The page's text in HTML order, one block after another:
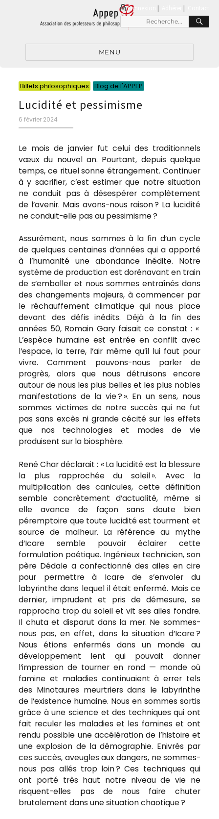
connexion |
Recherche
pour
MENU
Billets philosophiques Blog de l'APPEP
Lucidité et pessimisme
Publié
le
6 février 2024
Le mois de janvier fut celui des traditionnels
vœux du nouvel an. Pourtant, depuis quelque
temps, ce rituel sonne étrangement. Continuer
à y sacrifier, c’est estimer que notre situation
ne conduit pas à désespérer complètement
de l’avenir. Mais avons-nous raison ? La lucidité
ne conduit-elle pas au pessimisme ?
Assurément, nous sommes à la fin d’un cycle
de quelques centaines d’années qui a apporté
à l’humanité une abondance inédite. Notre
système de production est dorénavant en train
de s’emballer et nous sommes entraînés dans
des changements majeurs, à commencer par
le réchauffement climatique qui nous place
devant des défis inédits. Déjà à la fin des
années 50, Romain Gary faisait ce constat : «
L’espèce humaine est entrée en conflit avec
l’espace, la terre, l’air même qu’il lui faut pour
vivre. Comment pouvons-nous parler de
progrès, alors que nous détruisons encore
autour de nous les plus belles et les plus nobles
manifestations de la vie ? ». En un sens, nous
sommes victimes de notre succès qui ne fut
pas sans excès ni grande cécité sur les effets
que nos technologies et modes de vie
produisent sur la biosphère.
René Char déclarait : « La lucidité est la blessure
la plus rapprochée du soleil ». Avec la
multiplication des canicules, cette définition
semble concrètement d’actualité, même si
elle avance de façon sans doute bien
péremptoire que toute lucidité est tourment et
source de malheur. La référence au mythe
d’Icare semble pouvoir éclairer cette
formulation poétique. Ingénieux technicien, son
père Dédale a confectionné des ailes en cire
pour permettre à Icare de s’envoler du
labyrinthe dans lequel il était enfermé. Mais ce
dernier, imprudent et pris de démesure, se
rapprocha trop du soleil et vit ses ailes fondre.
Il chuta et disparut dans la mer. Ne sommes-
nous pas, en effet, dans la situation d’Icare ?
Nous étions enfermés dans un monde au
développement lent qui pouvait donner
l’impression de tourner en rond — monde où
famine et maladies continuaient à errer tels
des Minotaures meurtriers dans le labyrinthe
de l’existence humaine. Nous en sommes sortis
grâce à une science et des techniques qui ont
fait reculer les maladies et les famines et ont
rendu possible une accélération de l’histoire et
une explosion de la démographie. Enivrés par
ces succès, aveugles aux dangers, ne sommes-
nous pas allés trop loin ? Ces techniques qui
ont porté très haut notre niveau de vie ne
risquent-elles pas de nous faire chuter
brutalement dans une situation chaotique ?